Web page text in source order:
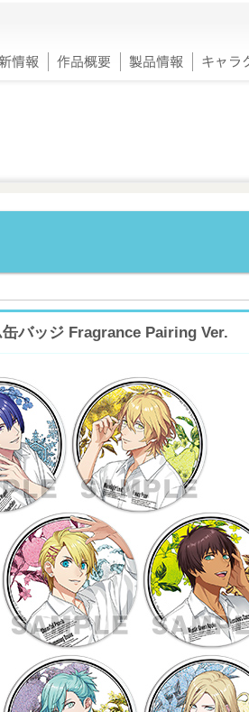
バッジ Fragrance Pairing Ver.